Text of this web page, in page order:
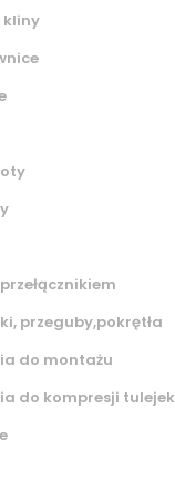
kliny
przeguby,pokrętła
do montażu
do kompresji tulejek